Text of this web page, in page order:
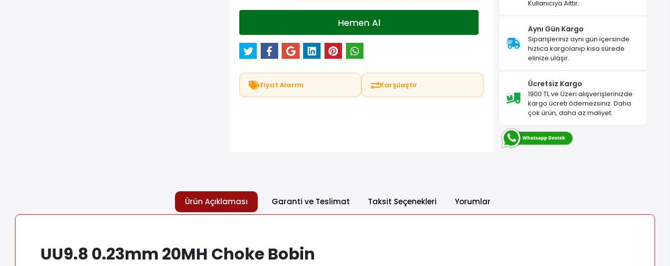
Hemen Al
Fiyat Alarmı Karşılaştır
Kullanıcıya Aittir.
Aynı Gün Kargo
Siparişleriniz aynı gün içersinde
hızlıca kargolanıp kısa sürede
elinize ulaşır.
Ücretsiz Kargo
1900 TL ve Üzeri alışverişlerinizde
kargo ücreti ödemezsiniz. Daha
çok ürün, daha az maliyet.
Ürün Açıklaması Garanti ve Teslimat Taksit Seçenekleri Yorumlar
UU9.8 0.23mm 20MH Choke Bobin